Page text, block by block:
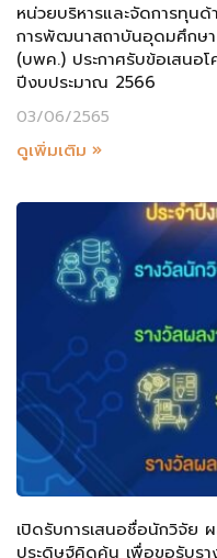
หน่วยบริหารและจัดการทุน
การพัฒนาสถาบันอุดมศึกษา
(บพค.) ประกาศรับข้อเสนอ
ปีงบประมาณ 2566
03/06/2565
ดูเพิ่มเติม »
เปิดรับการเสนอชื่อนักวิจัย
ประดิษฐ์คิดค้น เพื่อขอรับรา